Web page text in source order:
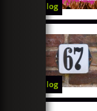
Blog
Blog